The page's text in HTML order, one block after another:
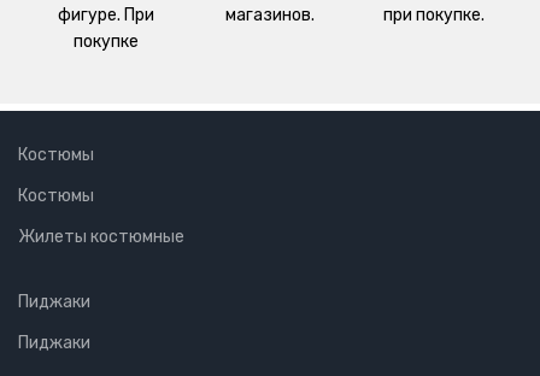
фигуре. При
покупке
магазинов.
при покупке.
Костюмы
Костюмы
Жилеты костюмные
Пиджаки
Пиджаки